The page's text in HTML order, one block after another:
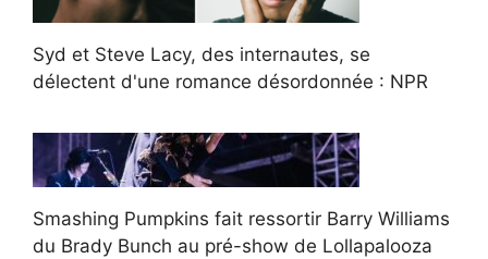
Syd et Steve Lacy, des internautes, se
délectent d'une romance désordonnée : NPR
Smashing Pumpkins fait ressortir Barry Williams
du Brady Bunch au pré-show de Lollapalooza